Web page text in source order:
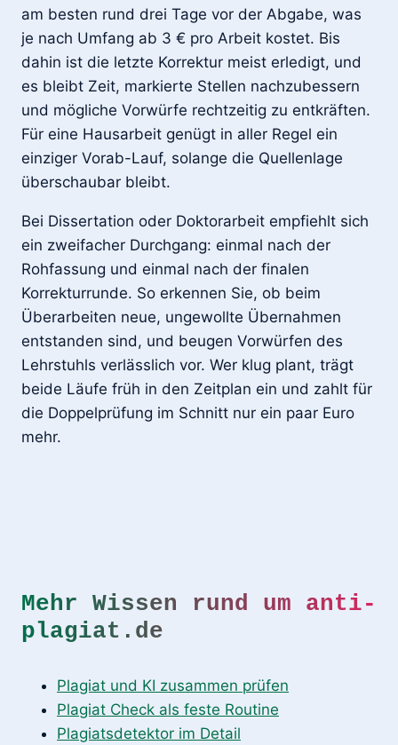
am besten rund drei Tage vor der Abgabe, was
je nach Umfang ab 3 € pro Arbeit kostet. Bis
dahin ist die letzte Korrektur meist erledigt, und
es bleibt Zeit, markierte Stellen nachzubessern
und mögliche Vorwürfe rechtzeitig zu entkräften.
Für eine Hausarbeit genügt in aller Regel ein
einziger Vorab-Lauf, solange die Quellenlage
überschaubar bleibt.
Bei Dissertation oder Doktorarbeit empfiehlt sich
ein zweifacher Durchgang: einmal nach der
Rohfassung und einmal nach der finalen
Korrekturrunde. So erkennen Sie, ob beim
Überarbeiten neue, ungewollte Übernahmen
entstanden sind, und beugen Vorwürfen des
Lehrstuhls verlässlich vor. Wer klug plant, trägt
beide Läufe früh in den Zeitplan ein und zahlt für
die Doppelprüfung im Schnitt nur ein paar Euro
mehr.
Mehr Wissen rund um anti-
plagiat.de
Plagiat und KI zusammen prüfen
Plagiat Check als feste Routine
Plagiatsdetektor im Detail